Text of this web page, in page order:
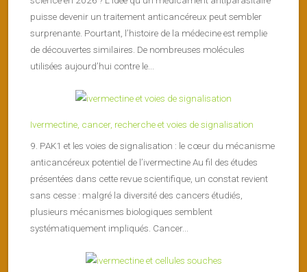
puisse devenir un traitement anticancéreux peut sembler
surprenante. Pourtant, l’histoire de la médecine est remplie
de découvertes similaires. De nombreuses molécules
utilisées aujourd’hui contre le...
Ivermectine, cancer, recherche et voies de signalisation
9. PAK1 et les voies de signalisation : le cœur du mécanisme
anticancéreux potentiel de l’ivermectine Au fil des études
présentées dans cette revue scientifique, un constat revient
sans cesse : malgré la diversité des cancers étudiés,
plusieurs mécanismes biologiques semblent
systématiquement impliqués. Cancer...